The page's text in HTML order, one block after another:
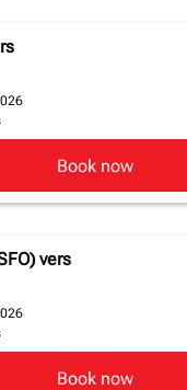
Book now
vers
Book now